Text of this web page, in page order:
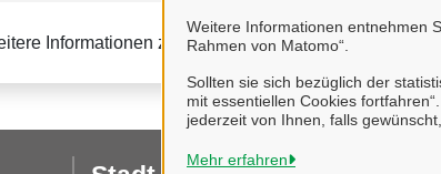
Weitere Informationen entnehmen
Rahmen von Matomo“.
Sollten sie sich bezüglich der
mit essentiellen Cookies
jederzeit von Ihnen, falls
Mehr erfahren
Informationen zur BundID finden Sie auf der